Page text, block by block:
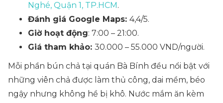
Nghé, Quận 1, TP.HCM.
Đánh giá Google Maps: 4,4/5.
Giờ hoạt động: 7:00 – 21:00.
Giá tham khảo: 30.000 – 55.000 VND/người.
Mỗi phần bún chả tại quán Bà Bính đều nổi bật với
những viên chả được làm thủ công, dai mềm, béo
ngậy nhưng không hề bị khô. Nước mắm ăn kèm